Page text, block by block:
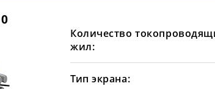
Количество
жил:
Тип экрана: